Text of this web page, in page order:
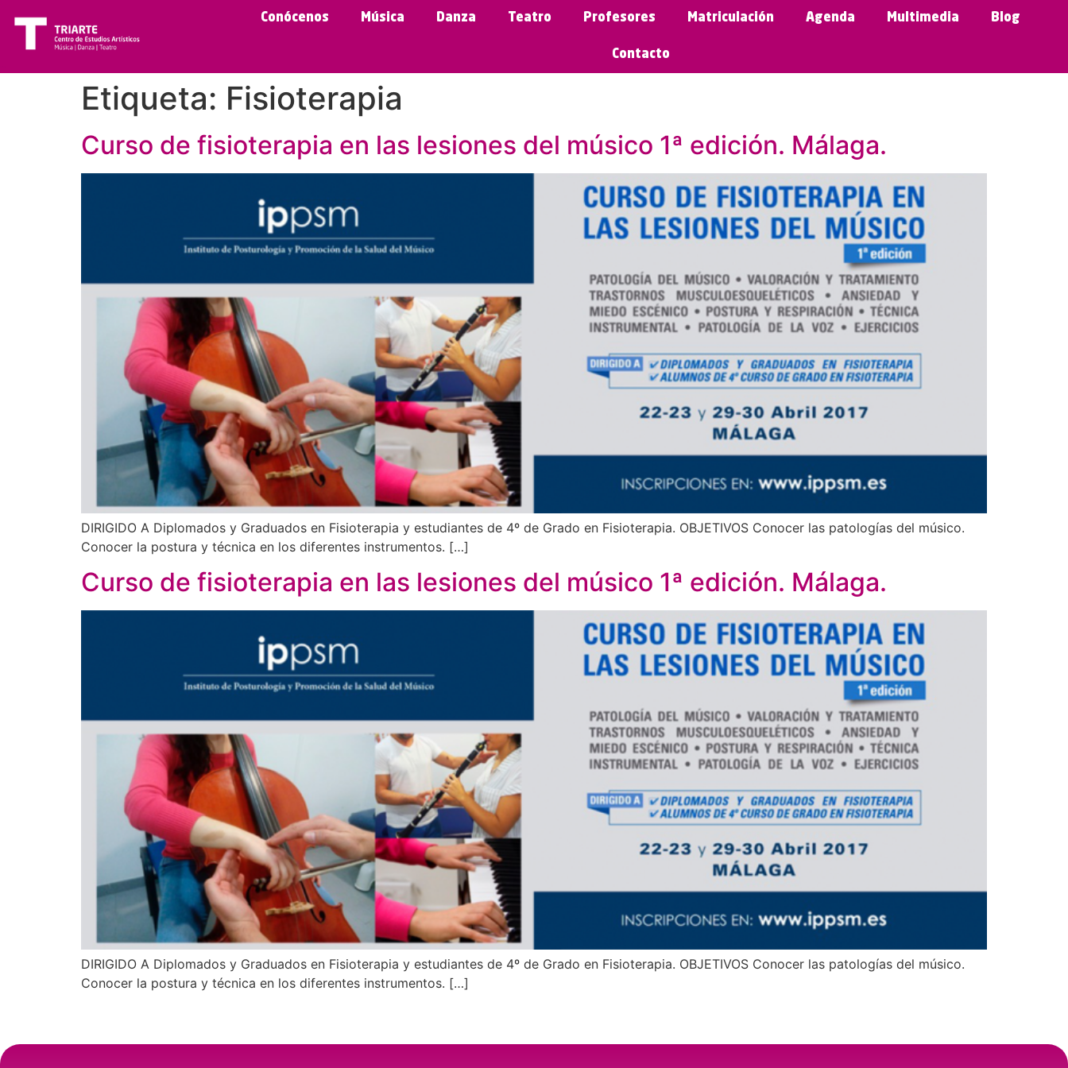
Conócenos Música Danza Teatro Profesores Matriculación Agenda Multimedia Blog
Contacto
Etiqueta: Fisioterapia
Curso de fisioterapia en las lesiones del músico 1ª edición. Málaga.
DIRIGIDO A Diplomados y Graduados en Fisioterapia y estudiantes de 4º de Grado en Fisioterapia. OBJETIVOS Conocer las patologías del músico.
Conocer la postura y técnica en los diferentes instrumentos. […]
Curso de fisioterapia en las lesiones del músico 1ª edición. Málaga.
DIRIGIDO A Diplomados y Graduados en Fisioterapia y estudiantes de 4º de Grado en Fisioterapia. OBJETIVOS Conocer las patologías del músico.
Conocer la postura y técnica en los diferentes instrumentos. […]